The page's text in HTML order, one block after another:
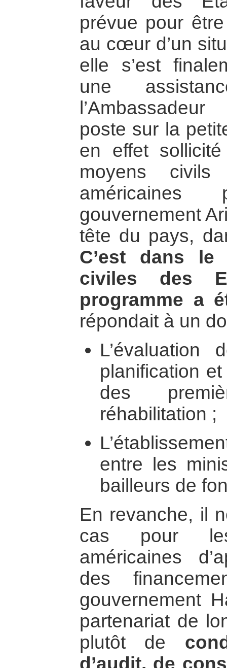
prévue pour
au cœur d’un
elle s’est
une
poste sur la
en effet
moyens
gouvernement
tête du pays,
C’est dans le
civiles des
programme a
répondait à un
planification
des
réhabilitation ;
entre les
bailleurs de
En revanche, il
cas pour
américaines
des
gouvernement
partenariat de
plutôt de
d’audit, de